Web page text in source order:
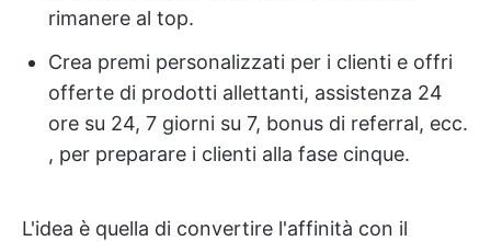
rimanere al top.
Crea premi personalizzati per i clienti e offri
offerte di prodotti allettanti, assistenza 24
ore su 24, 7 giorni su 7, bonus di referral, ecc.
, per preparare i clienti alla fase cinque.
L'idea è quella di convertire l'affinità con il